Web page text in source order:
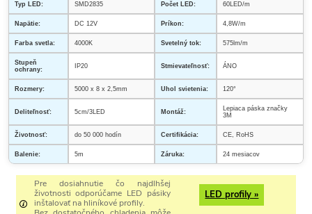
Typ LED: SMD2835 Počet LED: 60LED/m
Napätie: DC 12V Príkon: 4,8W/m
Farba svetla: 4000K Svetelný tok: 575lm/m
Stupeň
ochrany:
IP20 Stmievateľnosť: ÁNO
Rozmery: 5000 x 8 x 2,5mm Uhol svietenia: 120°
Deliteľnosť: 5cm/3LED Montáž:
Lepiaca páska značky
3M
Životnosť: do 50 000 hodín Certifikácia: CE, RoHS
Balenie: 5m Záruka: 24 mesiacov
Pre dosiahnutie čo najdlhšej
životnosti odporúčame LED pásiky
inštalovať na hliníkové profily.
LED profily »